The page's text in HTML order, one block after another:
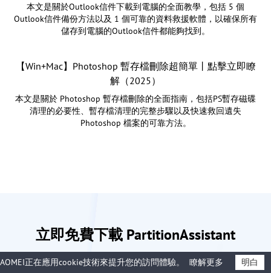
本文是關於Outlook信件下載到電腦的全面教學，包括 5 個
Outlook信件備份方法以及 1 個可靠的資料救援軟體，以確保所有
儲存到電腦的Outlook信件都能夠找到。
【Win+Mac】Photoshop 暫存檔刪除超簡單丨點擊立即瞭
解（2025）
本文是關於 Photoshop 暫存檔刪除的全面指南，包括PS暫存磁碟
清理的必要性、暫存檔清理的完整步驟以及快速救回遺失
Photoshop 檔案的可靠方法。
立即免費下載 PartitionAssistant
Recovery
AOMEI正在應用cookie技術來提升您的訪問體驗。 瞭解更多 明白